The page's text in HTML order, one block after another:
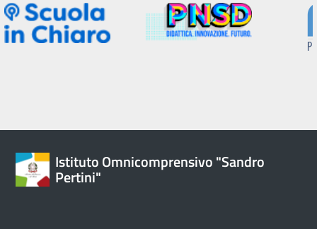
Istituto Omnicomprensivo "Sandro
Pertini"